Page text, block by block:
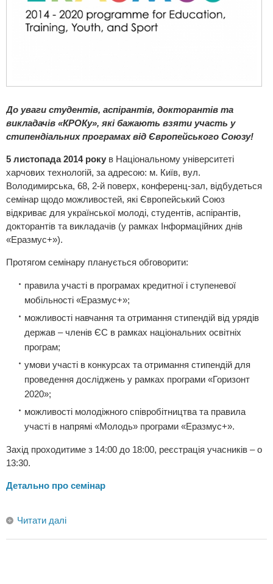
До уваги студентів, аспірантів, докторантів та
викладачів «КРОКу», які бажають взяти участь у
стипендіальних програмах від Європейського Союзу!
5 листопада 2014 року в Національному університеті
харчових технологій, за адресою: м. Київ, вул.
Володимирська, 68, 2-й поверх, конференц-зал, відбудеться
семінар щодо можливостей, які Європейський Союз
відкриває для української молоді, студентів, аспірантів,
докторантів та викладачів (у рамках Інформаційних днів
«Еразмус+»).
Протягом семінару планується обговорити:
правила участі в програмах кредитної і ступеневої
мобільності «Еразмус+»;
можливості навчання та отримання стипендій від урядів
держав – членів ЄС в рамках національних освітніх
програм;
умови участі в конкурсах та отримання стипендій для
проведення досліджень у рамках програми «Горизонт
2020»;
можливості молодіжного співробітництва та правила
участі в напрямі «Молодь» програми «Еразмус+».
Захід проходитиме з 14:00 до 18:00, реєстрація учасників – о
13:30.
Детально про семінар
Читати далі